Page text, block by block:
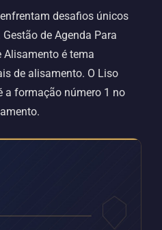
desafios únicos
de Agenda Para
é tema
de alisamento. O Liso
a formação número 1 no